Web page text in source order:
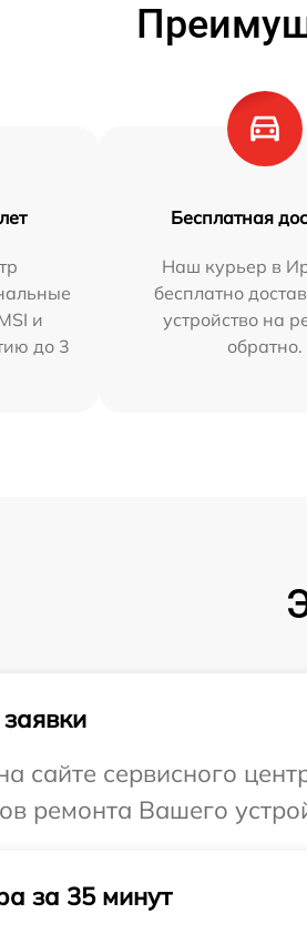
и
до 3
Бесплатная
Наш курьер в
бесплатно
устройство на
обратно.
сайте сервисного
ремонта Вашего
за 35 минут